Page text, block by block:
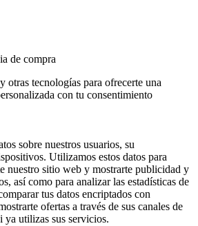
de compra
otras tecnologías para ofrecerte una
con tu consentimiento
sobre nuestros usuarios, su
Utilizamos estos datos para
nuestro sitio web y mostrarte publicidad y
así como para analizar las estadísticas de
tus datos encriptados con
ofertas a través de sus canales de
utilizas sus servicios.